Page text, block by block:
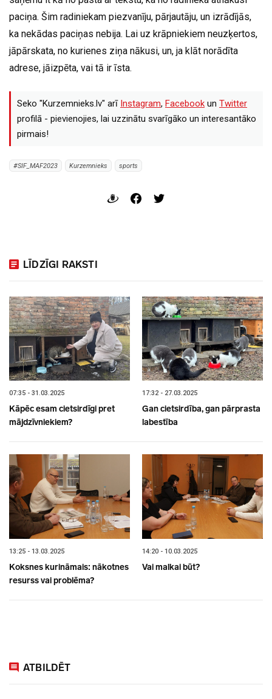
paciņa. Šim radiniekam piezvanīju, pārjautāju, un izrādījās,
ka nekādas paciņas nebija. Lai uz krāpniekiem neuzķertos,
jāpārskata, no kurienes ziņa nākusi, un, ja klāt norādīta
adrese, jāizpēta, vai tā ir īsta.
Seko "Kurzemnieks.lv" arī Instagram, Facebook un Twitter
profilā - pievienojies, lai uzzinātu svarīgāko un interesantāko
pirmais!
#SIF_MAF2023 Kurzemnieks sports
LĪDZĪGI RAKSTI
07:35 - 31.03.2025
Kāpēc esam cietsirdīgi pret
mājdzīvniekiem?
17:32 - 27.03.2025
Gan cietsirdība, gan pārprasta
labestība
13:25 - 13.03.2025
Koksnes kurināmais: nākotnes
resurss vai problēma?
14:20 - 10.03.2025
Vai malkai būt?
ATBILDĒT